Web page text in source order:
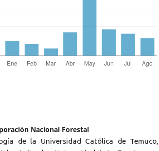
Nacional Forestal
de la Universidad Católica de Temuco,